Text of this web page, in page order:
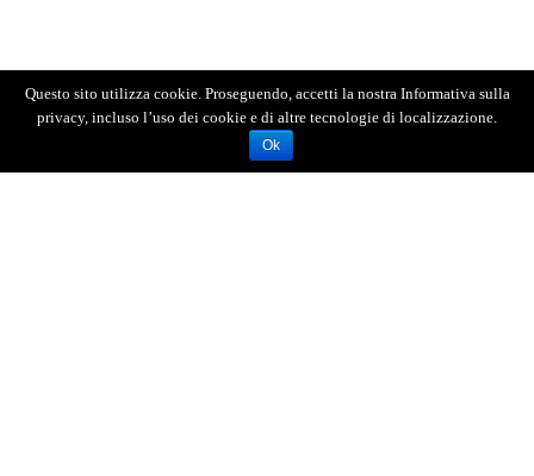
Questo sito utilizza cookie. Proseguendo, accetti la nostra Informativa sulla
privacy, incluso l’uso dei cookie e di altre tecnologie di localizzazione.
Ok